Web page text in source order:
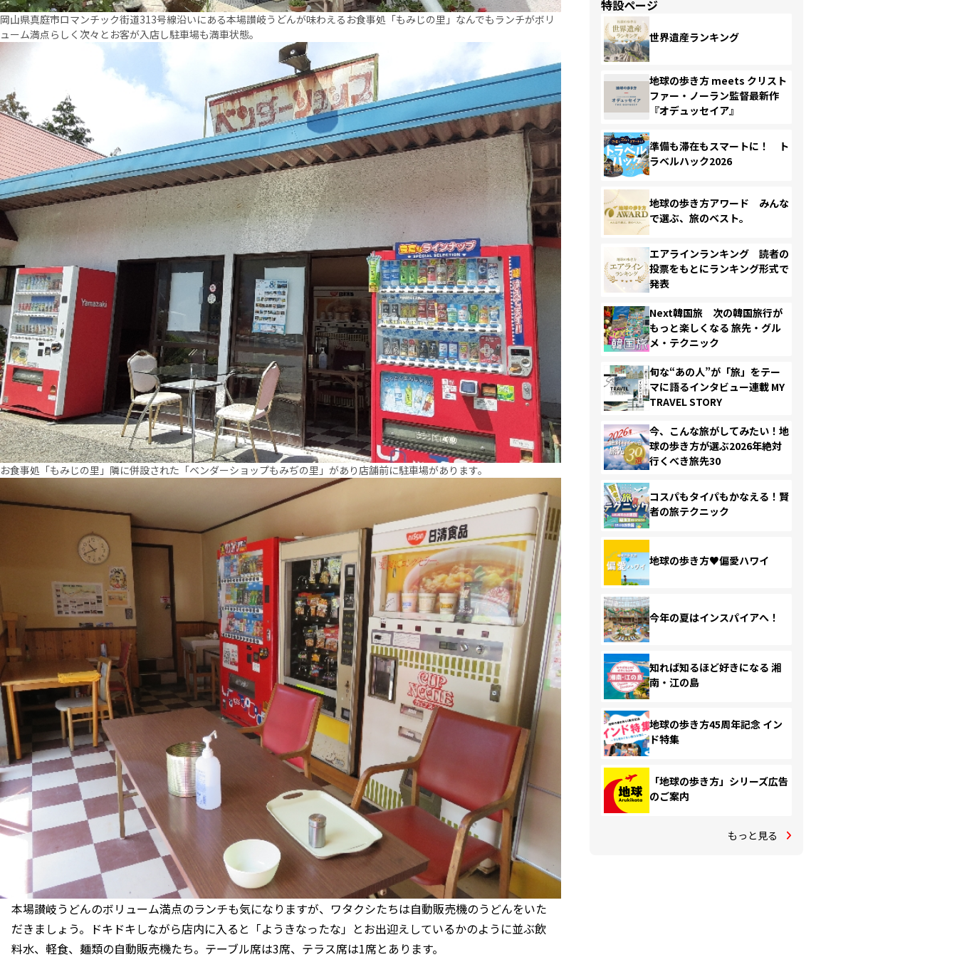
岡山県真庭市ロマンチック街道313号線沿いにある本場讃岐うどんが味わえるお食事処「もみじの里」なんでもランチがボリ
ューム満点らしく次々とお客が入店し駐車場も満車状態。
お食事処「もみじの里」隣に併設された「ベンダーショップもみぢの里」があり店舗前に駐車場があります。
本場讃岐うどんのボリューム満点のランチも気になりますが、ワタクシたちは自動販売機のうどんをいた
だきましょう。ドキドキしながら店内に入ると「ようきなったな」とお出迎えしているかのように並ぶ飲
料水、軽食、麺類の自動販売機たち。テーブル席は3席、テラス席は1席とあります。
特設ページ
世界遺産ランキング
地球の歩き方 meets クリスト
ファー・ノーラン監督最新作
『オデュッセイア』
準備も滞在もスマートに！ ト
ラベルハック2026
地球の歩き方アワード みんな
で選ぶ、旅のベスト。
エアラインランキング 読者の
投票をもとにランキング形式で
発表
Next韓国旅 次の韓国旅行が
もっと楽しくなる 旅先・グル
メ・テクニック
旬な“あの人”が「旅」をテー
マに語るインタビュー連載 MY
TRAVEL STORY
今、こんな旅がしてみたい！地
球の歩き方が選ぶ2026年絶対
行くべき旅先30
コスパもタイパもかなえる！賢
者の旅テクニック
地球の歩き方♥偏愛ハワイ
今年の夏はインスパイアへ！
知れば知るほど好きになる 湘
南・江の島
地球の歩き方45周年記念 イン
ド特集
「地球の歩き方」シリーズ広告
のご案内
もっと見る